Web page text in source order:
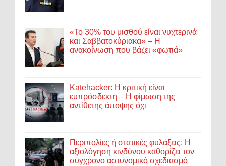
«Το 30% του μισθού είναι νυχτερινά
και Σαββατοκύριακα» – Η
ανακοίνωση που βάζει «φωτιά»
Katehacker: Η κριτική είναι
ευπρόσδεκτη – Η φίμωση της
αντίθετης άποψης όχι
Περιπολίες ή στατικές φυλάξεις; Η
αξιολόγηση κινδύνου καθορίζει τον
σύγχρονο αστυνομικό σχεδιασμό